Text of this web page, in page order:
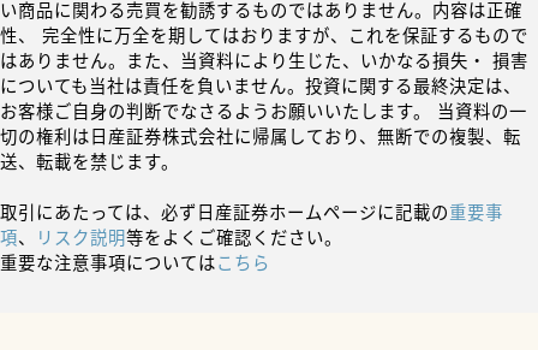
い商品に関わる売買を勧誘するものではありません。内容は正確
性、 完全性に万全を期してはおりますが、これを保証するもので
はありません。また、当資料により生じた、いかなる損失・ 損害
についても当社は責任を負いません。投資に関する最終決定は、
お客様ご自身の判断でなさるようお願いいたします。 当資料の一
切の権利は日産証券株式会社に帰属しており、無断での複製、転
送、転載を禁じます。
取引にあたっては、必ず日産証券ホームページに記載の重要事
項、 リスク説明等をよくご確認ください。
重要な注意事項についてはこちら